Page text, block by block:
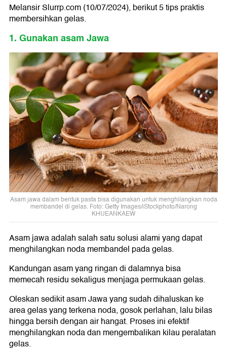
Melansir Slurrp.com (10/07/2024), berikut 5 tips praktis
membersihkan gelas.
1. Gunakan asam Jawa
Asam jawa dalam bentuk pasta bisa digunakan untuk menghilangkan noda
membandel di gelas. Foto: Getty Images/iStockphoto/Narong
KHUEANKAEW
Asam jawa adalah salah satu solusi alami yang dapat
menghilangkan noda membandel pada gelas.
Kandungan asam yang ringan di dalamnya bisa
memecah residu sekaligus menjaga permukaan gelas.
Oleskan sedikit asam Jawa yang sudah dihaluskan ke
area gelas yang terkena noda, gosok perlahan, lalu bilas
hingga bersih dengan air hangat. Proses ini efektif
menghilangkan noda dan mengembalikan kilau peralatan
gelas.